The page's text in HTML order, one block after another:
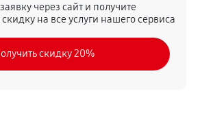
через сайт и получите
на все услуги нашего сервиса
скидку 20%